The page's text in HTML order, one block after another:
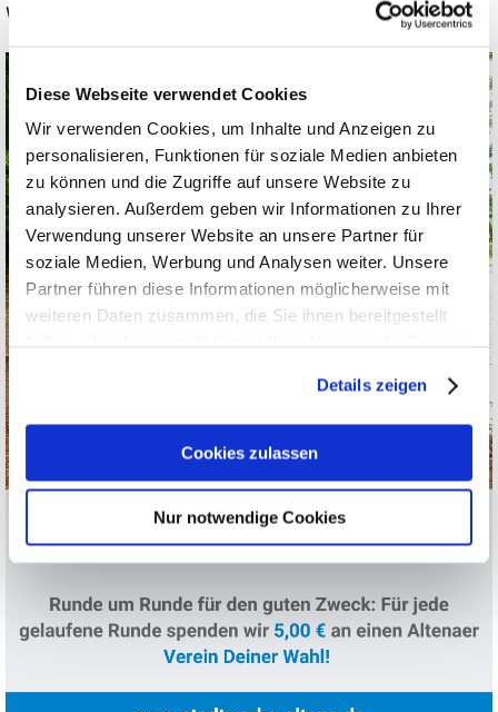
Diese Webseite verwendet Cookies
Wir verwenden Cookies, um Inhalte und Anzeigen zu
personalisieren, Funktionen für soziale Medien anbieten
zu können und die Zugriffe auf unsere Website zu
analysieren. Außerdem geben wir Informationen zu Ihrer
Verwendung unserer Website an unsere Partner für
soziale Medien, Werbung und Analysen weiter. Unsere
Partner führen diese Informationen möglicherweise mit
weiteren Daten zusammen, die Sie ihnen bereitgestellt
Details zeigen
Cookies zulassen
Nur notwendige Cookies
Wir freuen uns auf euch!